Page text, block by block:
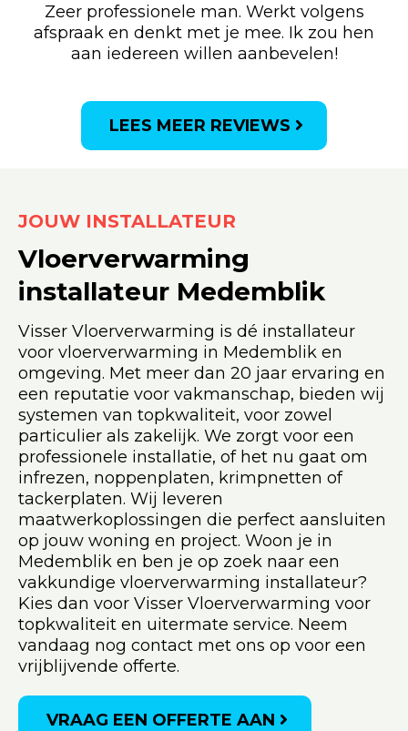
Zeer professionele man. Werkt volgens
afspraak en denkt met je mee. Ik zou hen
aan iedereen willen aanbevelen!
LEES MEER REVIEWS
JOUW INSTALLATEUR
Vloerverwarming
installateur Medemblik
Visser Vloerverwarming is dé installateur
voor vloerverwarming in Medemblik en
omgeving. Met meer dan 20 jaar ervaring en
een reputatie voor vakmanschap, bieden wij
systemen van topkwaliteit, voor zowel
particulier als zakelijk. We zorgt voor een
professionele installatie, of het nu gaat om
infrezen, noppenplaten, krimpnetten of
tackerplaten. Wij leveren
maatwerkoplossingen die perfect aansluiten
op jouw woning en project. Woon je in
Medemblik en ben je op zoek naar een
vakkundige vloerverwarming installateur?
Kies dan voor Visser Vloerverwarming voor
topkwaliteit en uitermate service. Neem
vandaag nog contact met ons op voor een
vrijblijvende offerte.
VRAAG EEN OFFERTE AAN